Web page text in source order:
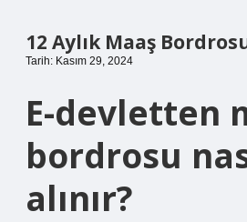
12 Aylık Maaş
Tarih: Kasım 29, 2024
E-devletten
bordrosu
alınır?